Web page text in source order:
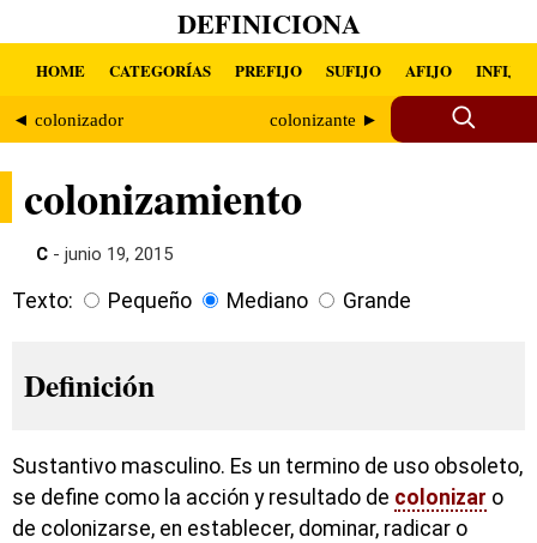
DEFINICIONA
HOME CATEGORÍAS PREFIJO SUFIJO AFIJO INFIJO
◄ colonizador colonizante ►
colonizamiento
C - junio 19, 2015
Texto: Pequeño Mediano Grande
Definición
Sustantivo masculino. Es un termino de uso obsoleto,
se define como la acción y resultado de colonizar o
de colonizarse, en establecer, dominar, radicar o